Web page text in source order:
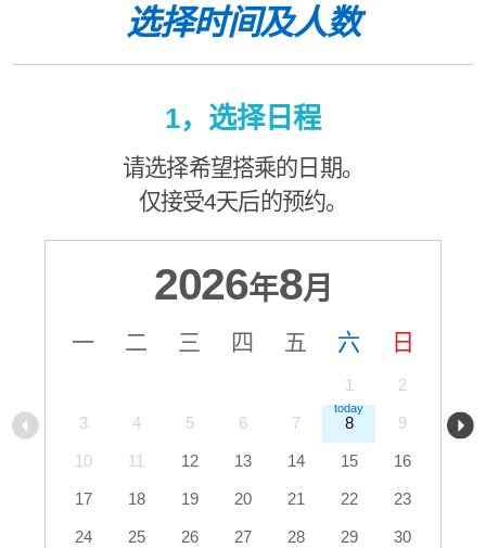
选择时间及人数
1，选择日程
请选择希望搭乘的日期。
仅接受4天后的预约。
2026年8月
一 二 三 四 五 六 日
1 2
3 4 5 6 7 8 9
10 11 12 13 14 15 16
17 18 19 20 21 22 23
24 25 26 27 28 29 30